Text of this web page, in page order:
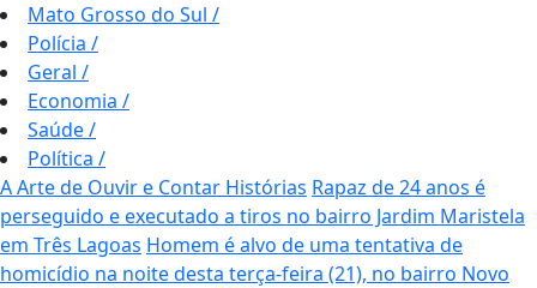
Mato Grosso do Sul /
Polícia /
Geral /
Economia /
Saúde/
Política /
A Arte de Ouvir e Contar Histórias Rapaz de 24 anos é
perseguido e executado a tiros no bairro Jardim Maristela
em Três Lagoas Homem é alvo de uma tentativa de
homicídio na noite desta terça-feira (21), no bairro Novo